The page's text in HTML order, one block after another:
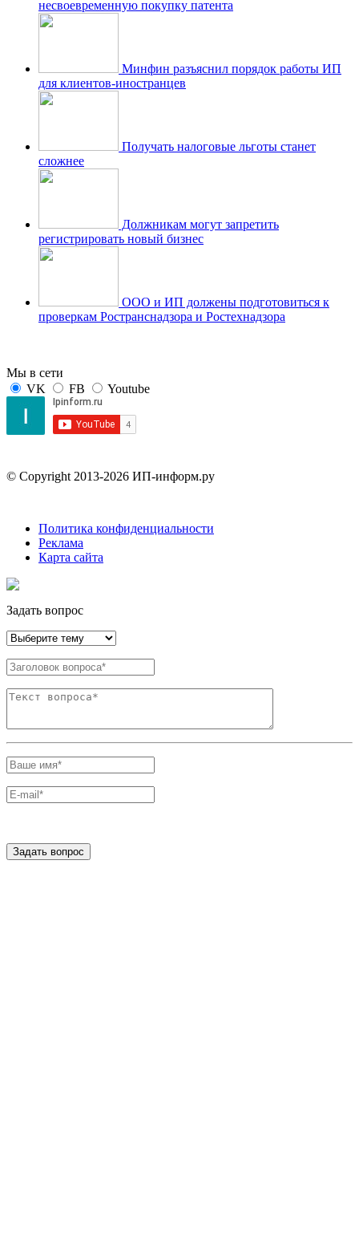
несвоевременную покупку патента
Минфин разъяснил порядок работы ИП
для клиентов-иностранцев
Получать налоговые льготы станет
сложнее
Должникам могут запретить
регистрировать новый бизнес
ООО и ИП должены подготовиться к
проверкам Ространснадзора и Ростехнадзора
Мы в сети
VK
FB Youtube
© Copyright 2013-2026 ИП-информ.ру
Политика конфиденциальности
Реклама
Карта сайта
Задать вопрос
Задать вопрос